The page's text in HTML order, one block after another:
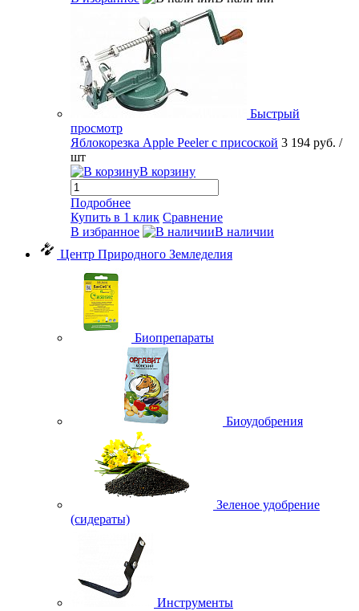
Быстрый
просмотр
Яблокорезка Apple Peeler с присоской 3 194 руб. /
шт
В корзину
Подробнее
Купить в 1 клик Сравнение
В избранное
В наличии
Центр Природного Земледелия
Биопрепараты
Биоудобрения
Зеленое удобрение
(сидераты)
Инструменты